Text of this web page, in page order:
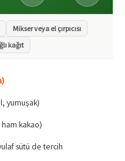
Mikser veya el çırpıcısı
kağıt
yumuşak)
kakao)
sütü de tercih